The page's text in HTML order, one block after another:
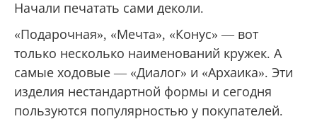
Начали печатать сами деколи.
«Подарочная», «Мечта», «Конус» — вот
только несколько наименований кружек. А
самые ходовые — «Диалог» и «Архаика». Эти
изделия нестандартной формы и сегодня
пользуются популярностью у покупателей.